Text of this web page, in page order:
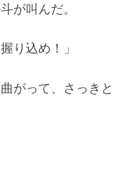
が叫んだ。
り込め！」
がって、さっきと